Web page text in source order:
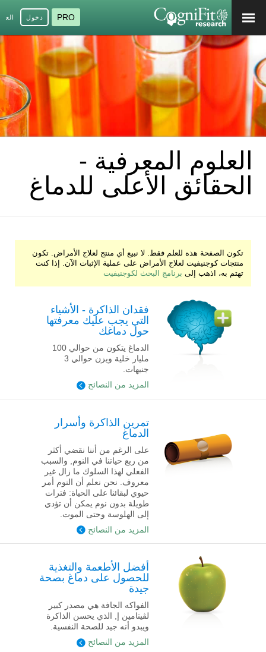
PRO دخول
العلوم المعرفية -
الحقائق الأعلى للدماغ
تكون الصفحة هذه للعلم فقط. لا نبيع أي منتج لعلاج الأمراض. تكون
منتجات كوجنيفيت لعلاج الأمراض على عملية الإثبات الآن. إذا كنت
تهتم به، اذهب إلى برنامج البحث لكوجنيفيت
أفضل الأطعمة والتغذية
للحصول على دماغ بصحة
جيدة
الفواكه الجافة هي مصدر كبير
لڤيتامين إ, الذي يحسن الذاكرة
ويبدو أنه جيد للصحة النفسية.
المزيد من النصائح
تمرين الذاكرة وأسرار
الدماغ
على الرغم من أننا نقضي أكثر
من ربع حياتنا في النوم, والسبب
الفعلي لهذا السلوك ما زال غير
معروف. نحن نعلم أن النوم أمر
حيوي لبقائنا على الحياة: فترات
طويلة بدون نوم يمكن أن تؤدي
إلى الهلوسة وحتى الموت.
المزيد من النصائح
فقدان الذاكرة - الأشياء
التي يجب عليك معرفتها
حول دماغك
الدماغ يتكون من حوالي 100
مليار خلية ويزن حوالي 3
جنيهات.
المزيد من النصائح